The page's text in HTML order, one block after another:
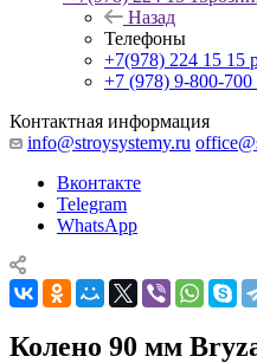
Назад
Телефоны
+7(978) 224 15 15
+7 (978) 9-800-700
Контактная информация
info@stroysystemy.ru
Вконтакте
Telegram
WhatsApp
Колено 90 мм